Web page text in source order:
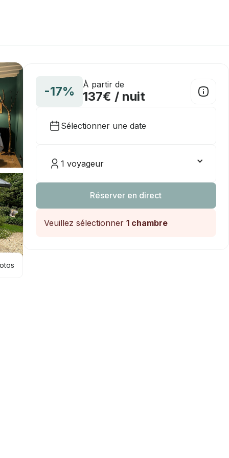
-17% À partir de
137€ / nuit
Sélectionner une date
1 voyageur
Réserver en direct
Veuillez sélectionner 1 chambre